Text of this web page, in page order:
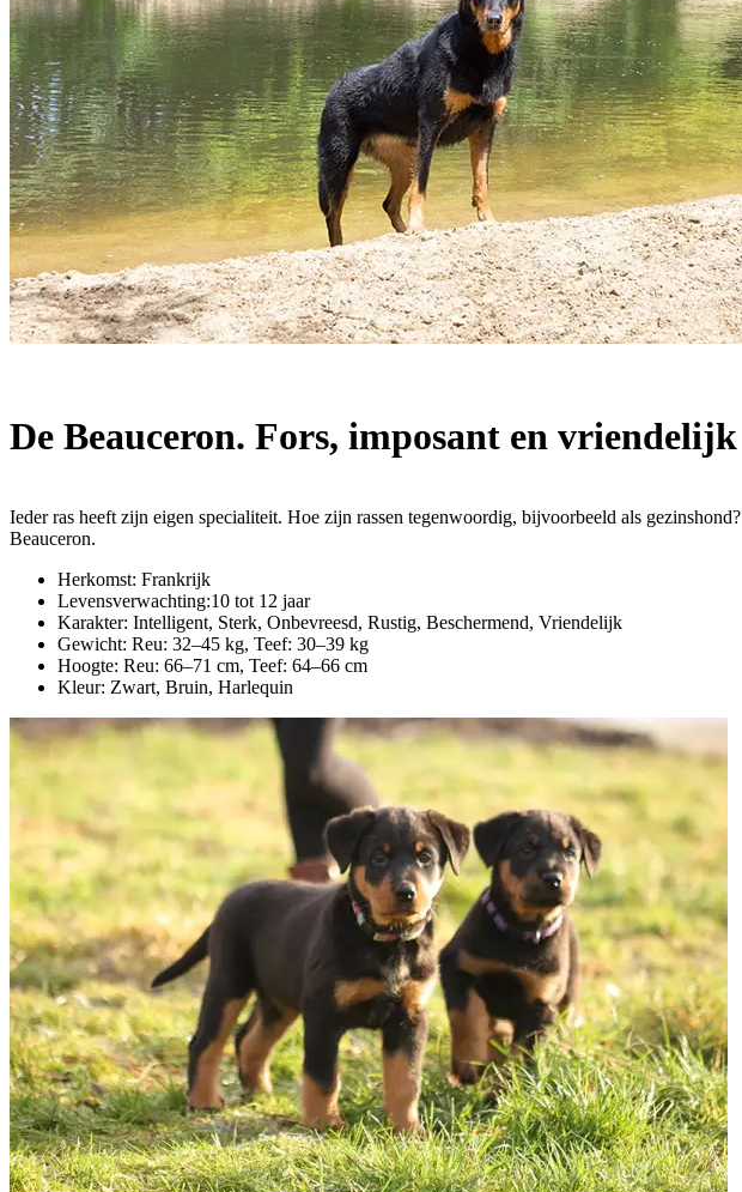
0
Winkelwagen
Geen producten in de winkelwagen.
Terug naar winkel
De Beauceron. Fors, imposant en vriendelijk
Ieder ras heeft zijn eigen specialiteit. Hoe zijn rassen tegenwoordig, bijvoorbeeld als gezinshond?
Beauceron.
Herkomst: Frankrijk
Levensverwachting:10 tot 12 jaar
Karakter: Intelligent, Sterk, Onbevreesd, Rustig, Beschermend, Vriendelijk
Gewicht: Reu: 32–45 kg, Teef: 30–39 kg
Hoogte: Reu: 66–71 cm, Teef: 64–66 cm
Kleur: Zwart, Bruin, Harlequin